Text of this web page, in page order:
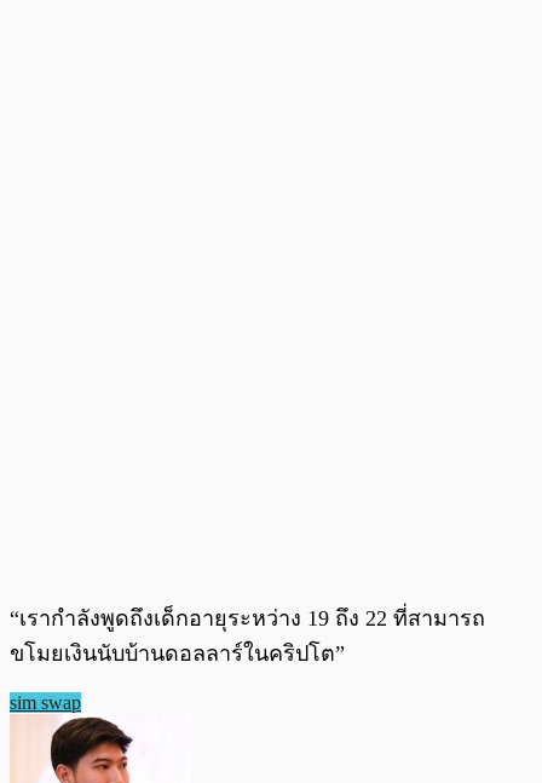
“เรากำลังพูดถึงเด็กอายุระหว่าง 19 ถึง 22 ที่สามารถ
ขโมยเงินนับบ้านดอลลาร์ในคริปโต”
sim swap